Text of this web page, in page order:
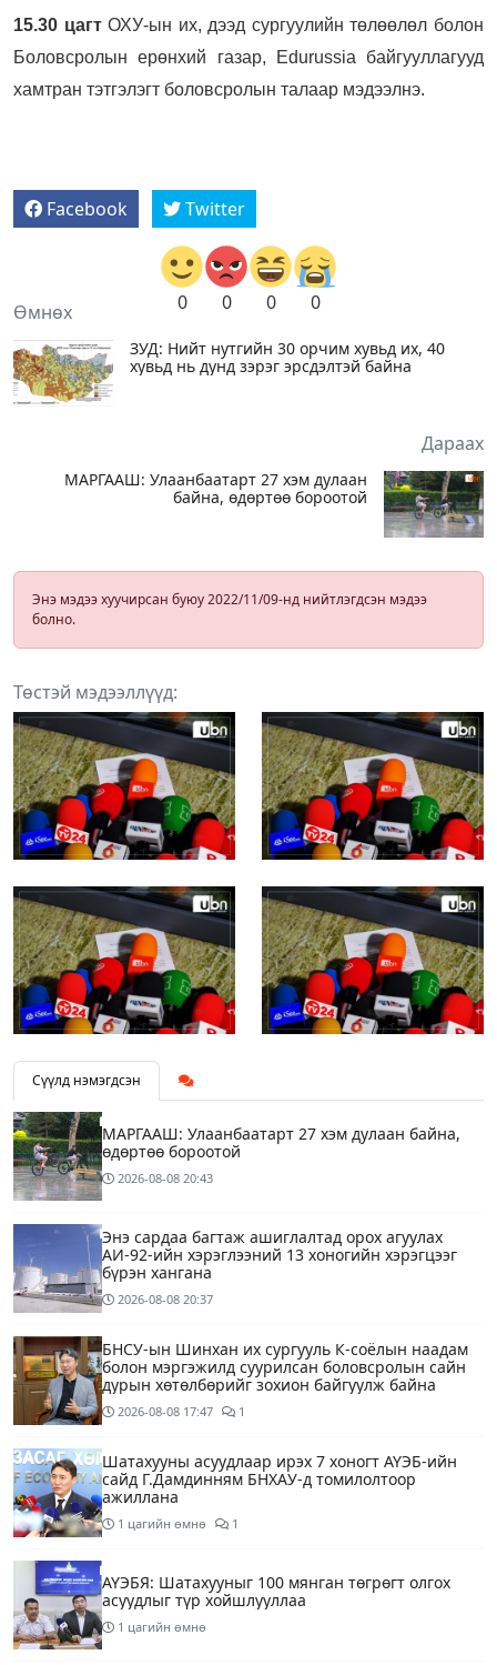
15.30 цагтОХУ-ын их, дээд сургуулийн төлөөлөл болон
Боловсролын ерөнхий газар, Edurussia байгууллагууд
хамтран тэтгэлэгт боловсролын талаар мэдээлнэ.
Facebook Twitter
0 0 0 0
Өмнөх
ЗУД: Нийт нутгийн 30 орчим хувьд их, 40
хувьд нь дунд зэрэг эрсдэлтэй байна
Дараах
МАРГААШ: Улаанбаатарт 27 хэм дулаан
байна, өдөртөө бороотой
Энэ мэдээ хуучирсан буюу 2022/11/09-нд нийтлэгдсэн мэдээ
болно.
Төстэй мэдээллүүд:
Сүүлд нэмэгдсэн
МАРГААШ: Улаанбаатарт 27 хэм дулаан байна,
өдөртөө бороотой
2026-08-08 20:43
Энэ сардаа багтаж ашиглалтад орох агуулах
АИ-92-ийн хэрэглээний 13 хоногийн хэрэгцээг
бүрэн хангана
2026-08-08 20:37
БНСУ-ын Шинхан их сургууль К-соёлын наадам
болон мэргэжилд суурилсан боловсролын сайн
дурын хөтөлбөрийг зохион байгуулж байна
2026-08-08 17:47 1
Шатахууны асуудлаар ирэх 7 хоногт АҮЭБ-ийн
сайд Г.Дамдинням БНХАУ-д томилолтоор
ажиллана
1 цагийн өмнө 1
АҮЭБЯ: Шатахууныг 100 мянган төгрөгт олгох
асуудлыг түр хойшлууллаа
1 цагийн өмнө